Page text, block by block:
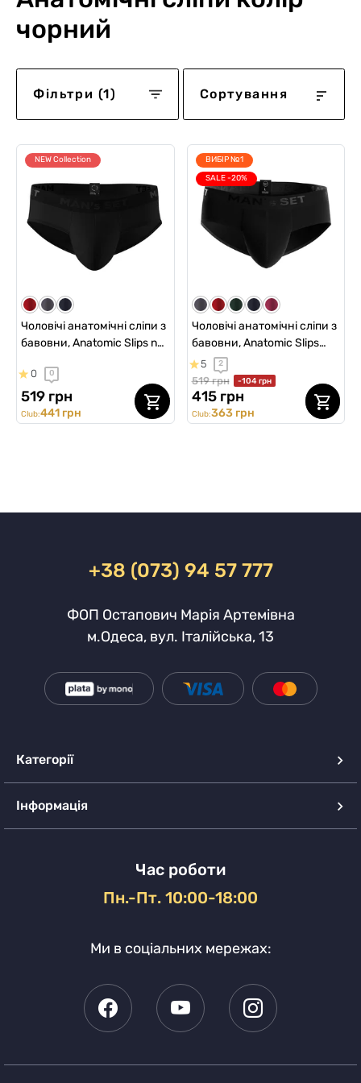
чорний
Фільтри (1) Сортування
NEW Collection
Чоловічі анатомічні сліпи з
бавовни, Anatomic Slips no
0 0
519 грн
Club:441 грн
ВИБІР №1
SALE -20%
Чоловічі анатомічні сліпи з
бавовни, Anatomic Slips
Black Series, чорний
5 2
519 грн -104 грн
415 грн
Club:363 грн
+38 (073) 94 57 777
ФОП Остапович Марія Артемівна
м.Одеса, вул. Італійська, 13
Категорії
Інформація
Час роботи
Пн.-Пт. 10:00-18:00
Ми в соціальних мережах: